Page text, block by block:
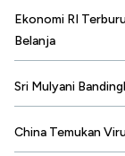
Ekonomi RI
Belanja
Sri Mulyani
China Temukan